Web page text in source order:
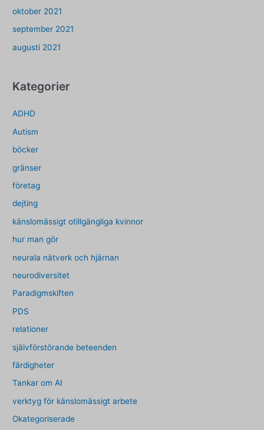
oktober 2021
september 2021
augusti 2021
Kategorier
ADHD
Autism
böcker
gränser
företag
dejting
känslomässigt otillgängliga kvinnor
hur man gör
neurala nätverk och hjärnan
neurodiversitet
Paradigmskiften
PDS
relationer
självförstörande beteenden
färdigheter
Tankar om AI
verktyg för känslomässigt arbete
Okategoriserade